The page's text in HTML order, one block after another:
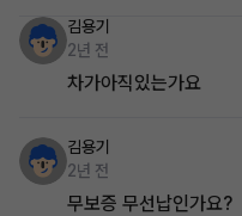
김용기
2년 전
차가아직있는가요
김용기
2년 전
무보증 무선납인가요?